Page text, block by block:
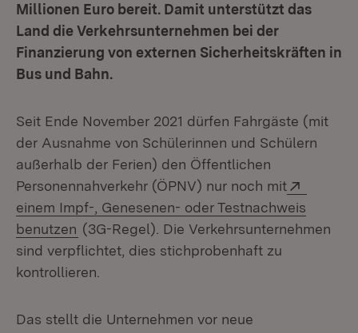
Millionen Euro bereit. Damit unterstützt das
Land die Verkehrsunternehmen bei der
Finanzierung von externen Sicherheitskräften in
Bus und Bahn.
Seit Ende November 2021 dürfen Fahrgäste (mit
der Ausnahme von Schülerinnen und Schülern
außerhalb der Ferien) den Öffentlichen
Personennahverkehr (ÖPNV) nur noch mit
einem Impf-, Genesenen- oder Testnachweis
benutzen (Öffnet in neuem Fenster)
(3G-Regel). Die Verkehrsunternehmen
sind verpflichtet, dies stichprobenhaft zu
kontrollieren.
Das stellt die Unternehmen vor neue